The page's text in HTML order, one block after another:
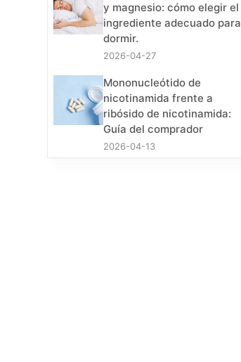
y magnesio: cómo elegir el
ingrediente adecuado para
dormir.
2026-04-27
Mononucleótido de
nicotinamida frente a
ribósido de nicotinamida:
Guía del comprador
2026-04-13